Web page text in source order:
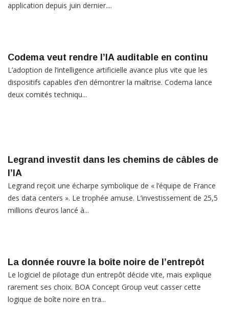
application depuis juin dernier....
Codema veut rendre l’IA auditable en continu
L’adoption de l’intelligence artificielle avance plus vite que les
dispositifs capables d’en démontrer la maîtrise. Codema lance
deux comités techniqu...
Legrand investit dans les chemins de câbles de
l’IA
Legrand reçoit une écharpe symbolique de « l’équipe de France
des data centers ». Le trophée amuse. L’investissement de 25,5
millions d’euros lancé à...
La donnée rouvre la boîte noire de l’entrepôt
Le logiciel de pilotage d’un entrepôt décide vite, mais explique
rarement ses choix. BOA Concept Group veut casser cette
logique de boîte noire en tra...